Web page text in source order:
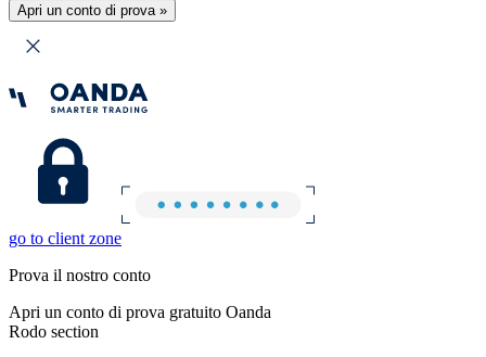
Apri un conto di prova »
go to client zone
Prova il nostro conto
Apri un conto di prova gratuito Oanda
Rodo section